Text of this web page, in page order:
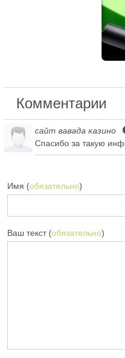
Комментарии
сайт вавада казино
Спасибо за такую
Имя (обязательно)
Ваш текст (обязательно)